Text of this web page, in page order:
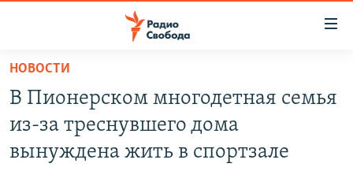
упрощенного
доступа
основному
АВТОРСКИЕ ПРОЕКТЫ
НОВОСТИ
В Пионерском многодетная семья
из-за треснувшего дома
вынуждена жить в спортзале